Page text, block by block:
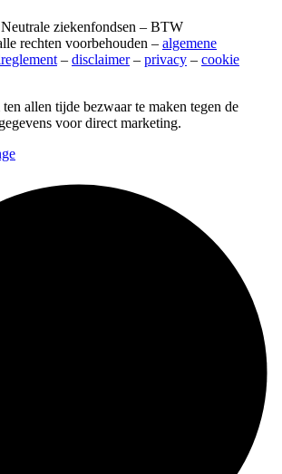
ziekenfondsen – BTW
rechten voorbehouden – algemene
– disclaimer– privacy – cookie
allen tijde bezwaar te maken tegen de
voor direct marketing.